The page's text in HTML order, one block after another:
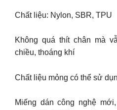
Chất liệu: Nylon, SBR, TPU
Không quá thít chân mà
chiều, thoáng khí
Chất liệu mỏng có thể sử
Miếng dán công nghệ